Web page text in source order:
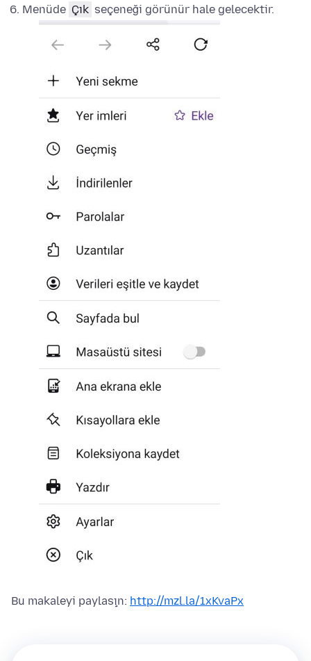
Menüde Çık seçeneği görünür hale gelecektir.
Bu makaleyi paylaşın: http://mzl.la/1xKvaPx